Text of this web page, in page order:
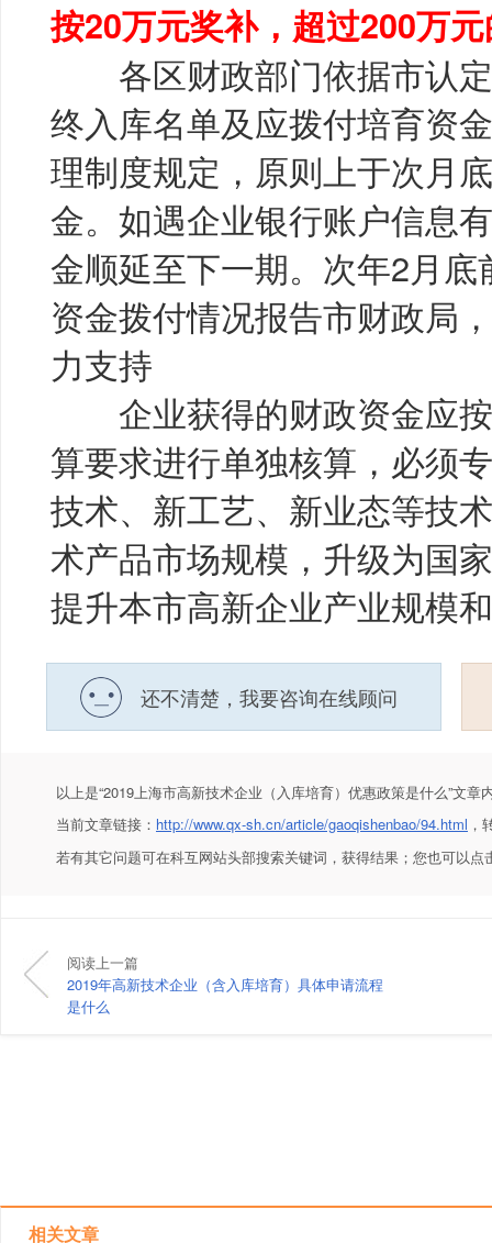
按20万元奖补，超过200万
各区财政部门依据市认定
终入库名单及应拨付培育资
理制度规定，原则上于次月
金。如遇企业银行账户信息
金顺延至下一期。次年2月
资金拨付情况报告市财政局
力支持
企业获得的财政资金应按
算要求进行单独核算，必须
技术、新工艺、新业态等技
术产品市场规模，升级为国
提升本市高新企业产业规模
还不清楚，我要咨询在线顾问
以上是“2019上海市高新技术企业（入库培育）优惠政策是什么”文章
当前文章链接： http://www.qx-sh.cn/article/gaoqishenbao/94.html ，
若有其它问题可在科互网站头部搜索关键词，获得结果；您也可以点
阅读上一篇
2019年高新技术企业（含入库培育）具体申请流程
是什么
相关文章